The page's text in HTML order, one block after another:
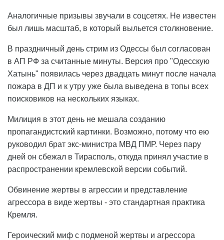
Аналогичные призывы звучали в соцсетях. Не известен
был лишь масштаб, в который выльется столкновение.
В праздничный день стрим из Одессы был согласован
в АП РФ за считанные минуты. Версия про "Одесскую
Хатынь" появилась через двадцать минут после начала
пожара в ДП и к утру уже была выведена в топы всех
поисковиков на нескольких языках.
Милиция в этот день не мешала созданию
пропагандистский картинки. Возможно, потому что ею
руководил брат экс-министра МВД ПМР. Через пару
дней он сбежал в Тирасполь, откуда принял участие в
распространении кремлевской версии событий.
Обвинение жертвы в агрессии и представление
агрессора в виде жертвы - это стандартная практика
Кремля.
Героический миф с подменой жертвы и агрессора